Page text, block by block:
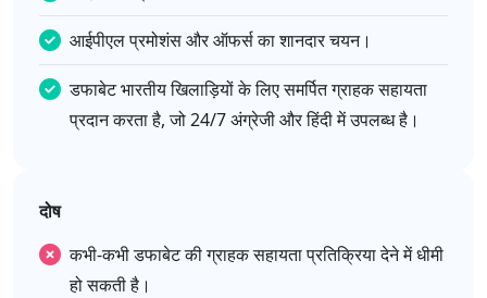
आईपीएल प्रमोशंस और ऑफर्स का शानदार चयन।
डफाबेट भारतीय खिलाड़ियों के लिए समर्पित ग्राहक सहायता
प्रदान करता है, जो 24/7 अंग्रेजी और हिंदी में उपलब्ध है।
दोष
कभी-कभी डफाबेट की ग्राहक सहायता प्रतिक्रिया देने में धीमी
हो सकती है।